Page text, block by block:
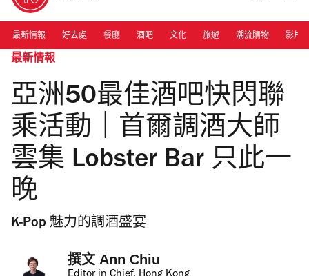
最新情報 好去處 餐廳 酒吧 文化 旅遊 潮流購物 影片
最新情報
亞洲50最佳酒吧快閃聯
乘活動｜首爾調酒大師
雲集 Lobster Bar 只此一
晚
K-Pop 魅力的調酒盛宴
撰文 Ann Chiu